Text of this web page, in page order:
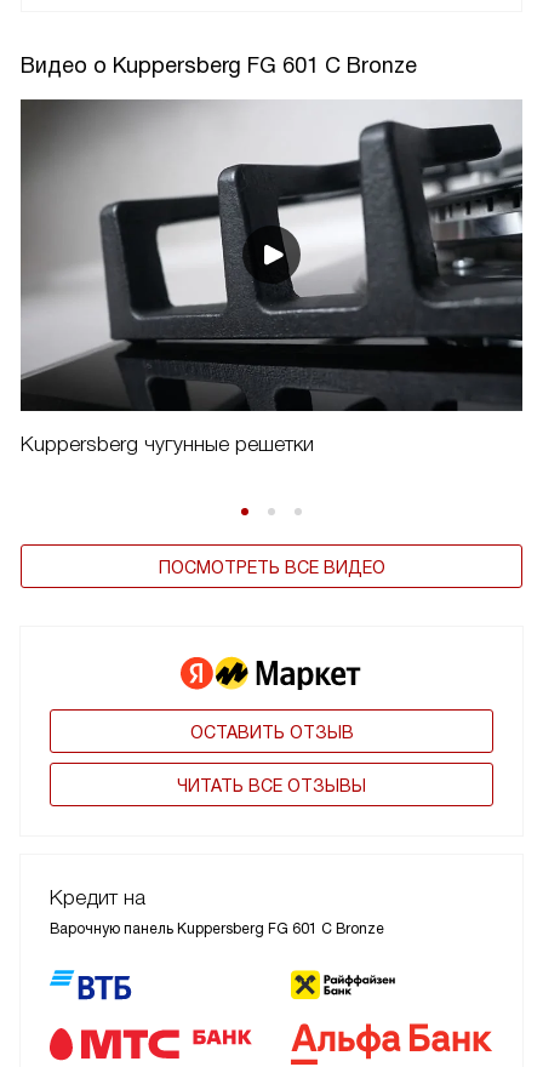
Видео о Kuppersberg FG 601 C Bronze
Kuppersberg чугунные решетки
ПОСМОТРЕТЬ ВСЕ ВИДЕО
ОСТАВИТЬ ОТЗЫВ
ЧИТАТЬ ВСЕ ОТЗЫВЫ
Кредит на
Варочную панель Kuppersberg FG 601 C Bronze